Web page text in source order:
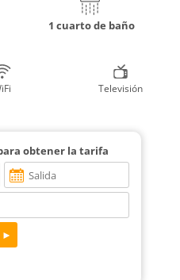
1 cuarto de baño
Televisión
obtener la tarifa